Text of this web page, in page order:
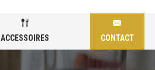
ACCESSOIRES CONTACT